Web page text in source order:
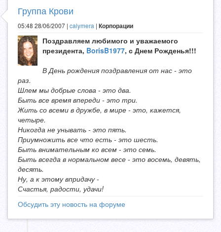
Группа Крови
05:48 28/06/2007 | calymera | Корпорации
Поздравляем любимого и уважаемого
президента, BorisB1977, с Днем Рожденья!!!
В День рождения поздравления от нас - это
раз.
Шлем мы добрые слова - это два.
Быть все время впереди - это три.
Жить со всеми в дружбе, в мире - это, кажется,
четыре.
Никогда не унывать - это пять.
Приумножить все что есть - это шесть.
Быть внимательным ко всем - это семь.
Быть всегда в нормальном весе - это восемь, девять,
десять.
Ну, а к этому впридачу -
Счастья, радости, удачи!
Обсудить эту новость на форуме